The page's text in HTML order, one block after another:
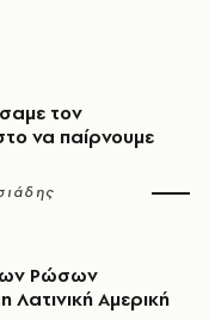
τον
να παίρνουμε
των Ρώσων
Αμερική